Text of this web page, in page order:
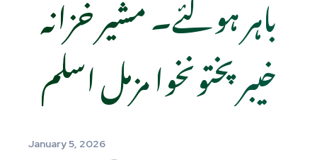
خیبرپختونخوا مزمل اسلم
January 5, 2026